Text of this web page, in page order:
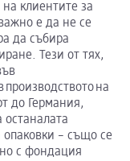
клиентите за
е да не се
да събира
Тези от тях,
производството на
до Германия,
останалата
опаковки – също се
с фондация